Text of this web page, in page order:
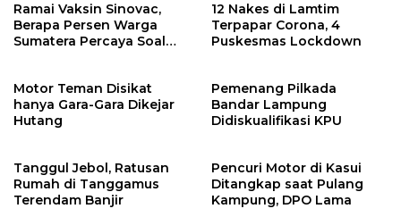
Ramai Vaksin Sinovac,
Berapa Persen Warga
Sumatera Percaya Soal
12 Nakes di Lamtim
Terpapar Corona, 4
Puskesmas Lockdown
Motor Teman Disikat
hanya Gara-Gara Dikejar
Hutang
Pemenang Pilkada
Bandar Lampung
Didiskualifikasi KPU
Tanggul Jebol, Ratusan
Rumah di Tanggamus
Terendam Banjir
Pencuri Motor di Kasui
Ditangkap saat Pulang
Kampung, DPO Lama